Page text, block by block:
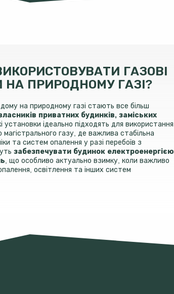
ГАЗОВІ
НА ПРИРОДНОМУ ГАЗІ?
на природному газі стають все більш
приватних будинків, заміських
установки ідеально підходять для використання
газу, де важлива стабільна
та систем опалення у разі перебоїв з
забезпечувати будинок електроенергією
, що особливо актуально взимку, коли важливо
освітлення та інших систем